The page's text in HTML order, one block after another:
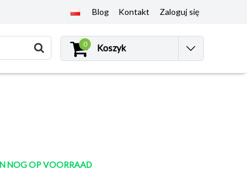
Blog Kontakt Zaloguj się
0 Koszyk
NOG OP VOORRAAD